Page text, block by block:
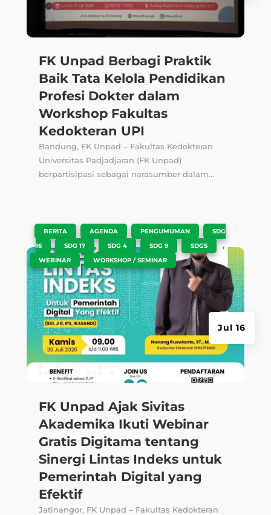
FK Unpad Berbagi Praktik
Baik Tata Kelola Pendidikan
Profesi Dokter dalam
Workshop Fakultas
Kedokteran UPI
Bandung, FK Unpad – Fakultas Kedokteran
Universitas Padjadjaran (FK Unpad)
berpartisipasi sebagai narasumber dalam...
FK Unpad Ajak Sivitas
Akademika Ikuti Webinar
Gratis Digitama tentang
Sinergi Lintas Indeks untuk
Pemerintah Digital yang
Efektif
Jul 16
BERITA AGENDA PENGUMUMAN
SDG
16
SDG 17 SDG 4 SDG 9 SDGS ,
WEBINAR WORKSHOP / SEMINAR
Jatinangor, FK Unpad – Fakultas Kedokteran